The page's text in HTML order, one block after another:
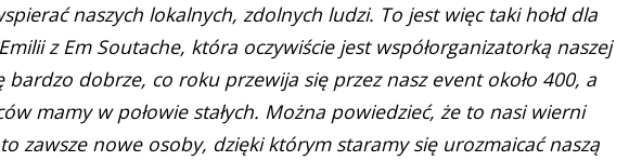
naszych lokalnych, zdolnych ludzi. To jest więc taki hołd dla
z Em Soutache, która oczywiście jest współorganizatorką naszej
bardzo dobrze, co roku przewija się przez nasz event około 400, a
mamy w połowie stałych. Można powiedzieć, że to nasi wierni
zawsze nowe osoby, dzięki którym staramy się urozmaicać naszą